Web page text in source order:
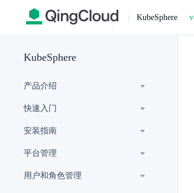
| KubeSphere
KubeSphere
产品介绍
快速入门
安装指南
平台管理
用户和角色管理